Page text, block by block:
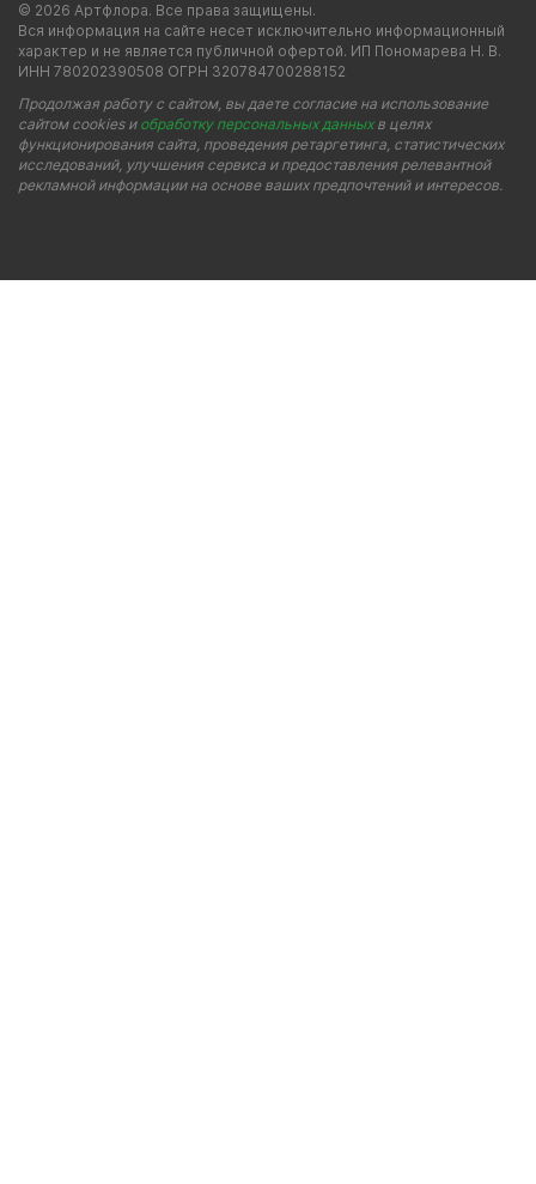
© 2026 Артфлора. Все права защищены.
Вся информация на сайте несет исключительно информационный
характер и не является публичной офертой. ИП Пономарева Н. В.
ИНН 780202390508 ОГРН 320784700288152
Продолжая работу с сайтом, вы даете согласие на использование
сайтом cookies и обработку персональных данныхв целях
функционирования сайта, проведения ретаргетинга, статистических
исследований, улучшения сервиса и предоставления релевантной
рекламной информации на основе ваших предпочтений и интересов.